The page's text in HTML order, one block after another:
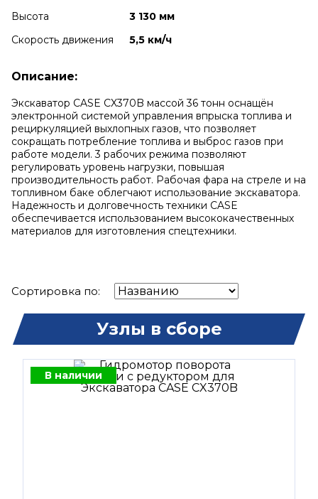
Высота
3 130 мм
Скорость движения
5,5 км/ч
Описание:
Экскаватор CASE CX370B массой 36 тонн оснащён
электронной системой управления впрыска топлива и
рециркуляцией выхлопных газов, что позволяет
сокращать потребление топлива и выброс газов при
работе модели. 3 рабочих режима позволяют
регулировать уровень нагрузки, повышая
производительность работ. Рабочая фара на стреле и на
топливном баке облегчают использование экскаватора.
Надежность и долговечность техники CASE
обеспечивается использованием высококачественных
материалов для изготовления спецтехники.
Сортировка по:
Узлы в сборе
В наличии